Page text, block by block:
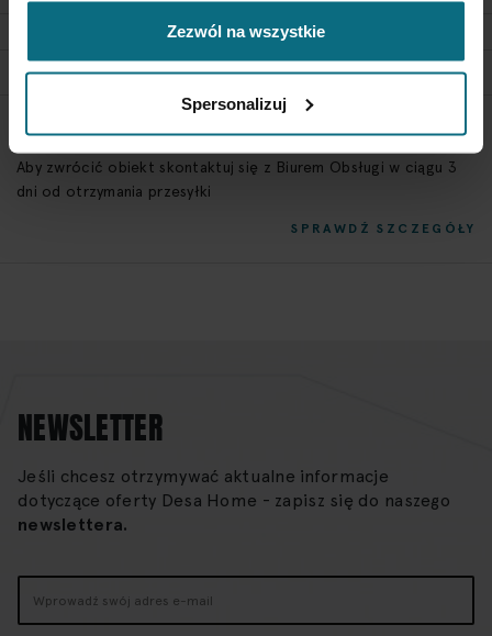
Zezwól na wszystkie
Spersonalizuj
POLITYKA ZWROTÓW
Aby zwrócić obiekt skontaktuj się z Biurem Obsługi w ciągu 3
dni od otrzymania przesyłki
SPRAWDŹ SZCZEGÓŁY
NEWSLETTER
Jeśli chcesz otrzymywać aktualne informacje
dotyczące oferty Desa Home - zapisz się do naszego
newslettera.
nasz